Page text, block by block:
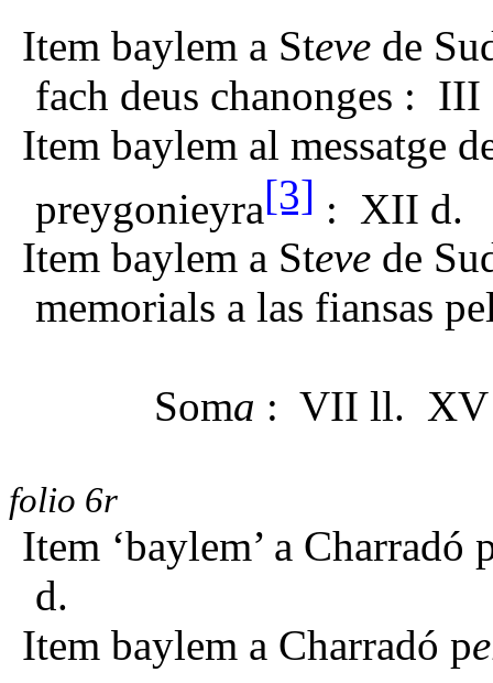
Item baylem a Steve de
fach deus chanonges : III
Item baylem al messatge
preygonieyra[3] : XII d.
Item baylem a Steve de
memorials a las fiansas
Soma : VII ll. XV
folio 6r
Item ‘baylem’ a Charradó
d.
Item baylem a Charradó p